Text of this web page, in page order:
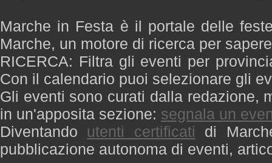
Marche in Festa è il portale delle
Marche, un motore di ricerca per
RICERCA: Filtra gli eventi per
Con il calendario puoi selezionare gli
Gli eventi sono curati dalla redazione,
in un'apposita sezione: segnala un
Diventando utenti certificati di
pubblicazione autonoma di eventi,